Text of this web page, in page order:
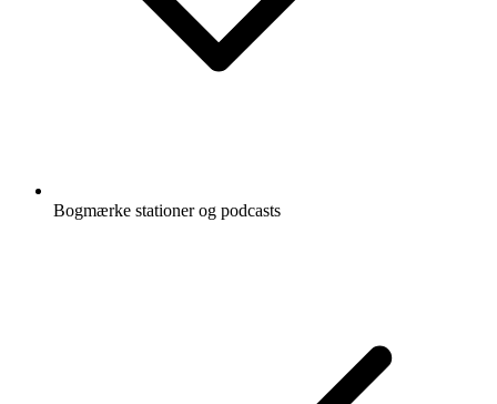
Bogmærke stationer og podcasts